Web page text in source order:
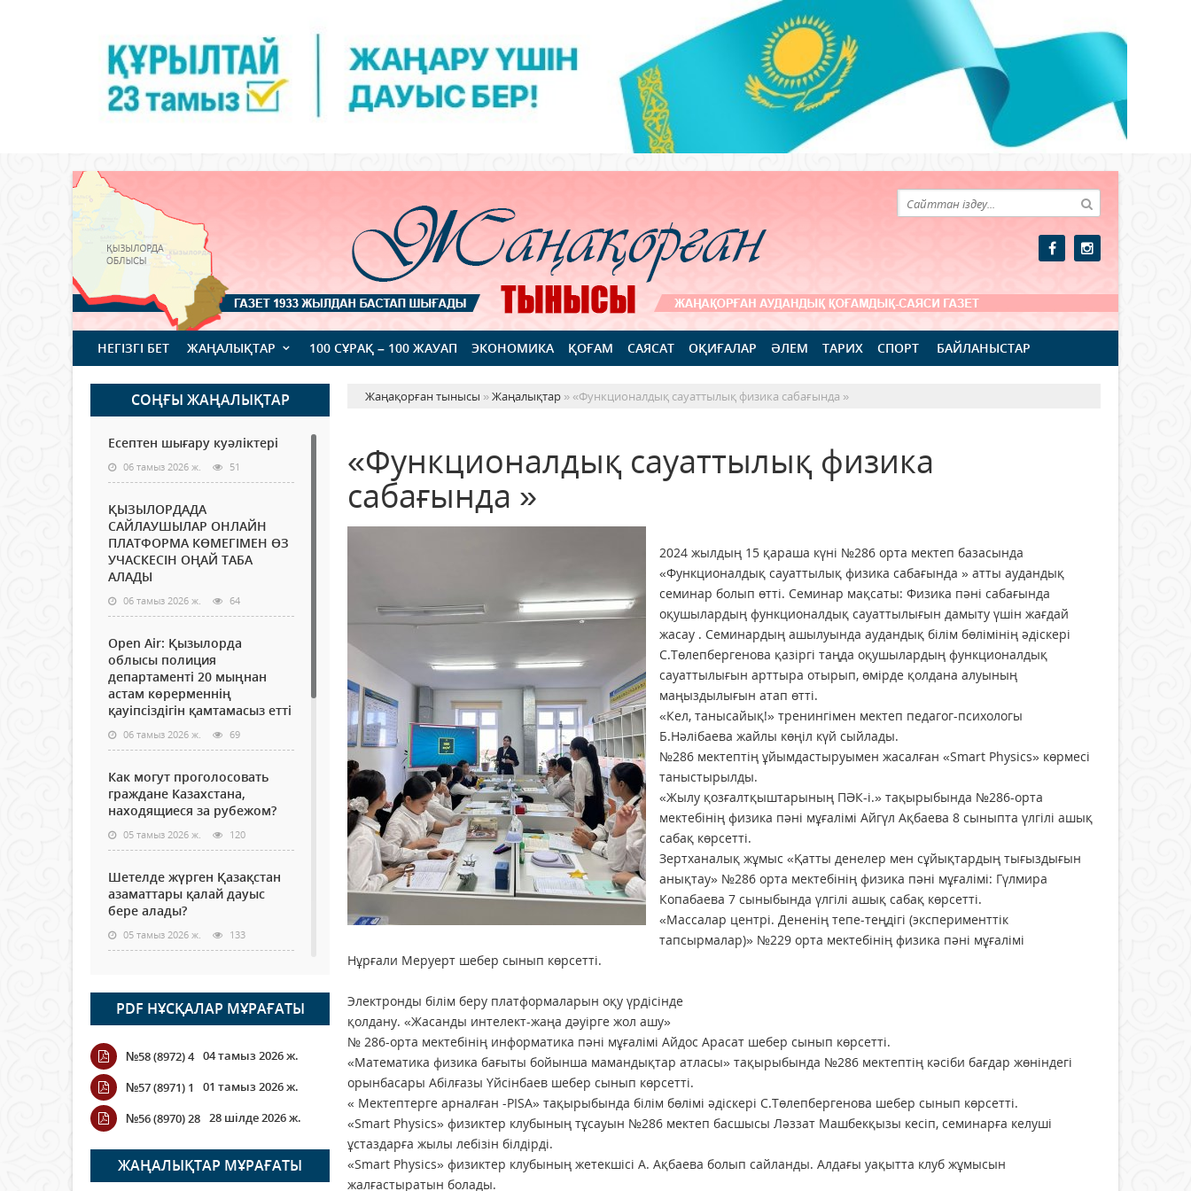
НЕГІЗГІ БЕТ ЖАҢАЛЫҚТАР 100 СҰРАҚ – 100 ЖАУАП ЭКОНОМИКА ҚОҒАМ САЯСАТ ОҚИҒАЛАР ӘЛЕМ ТАРИХ СПОРТ БАЙЛАНЫСТАР
СОҢҒЫ ЖАҢАЛЫҚТАР
Есептен шығару куәліктері
06 тамыз 2026 ж. 51
ҚЫЗЫЛОРДАДА
САЙЛАУШЫЛАР ОНЛАЙН
ПЛАТФОРМА КӨМЕГІМЕН ӨЗ
УЧАСКЕСІН ОҢАЙ ТАБА
АЛАДЫ
06 тамыз 2026 ж. 64
Open Air: Қызылорда
облысы полиция
департаменті 20 мыңнан
астам көрерменнің
қауіпсіздігін қамтамасыз етті
06 тамыз 2026 ж. 69
Как могут проголосовать
граждане Казахстана,
находящиеся за рубежом?
05 тамыз 2026 ж. 120
Шетелде жүрген Қазақстан
азаматтары қалай дауыс
бере алады?
05 тамыз 2026 ж. 133
баға әр түрлі болған
жағдайда
ҮКІМЕТТІК ЕМЕС ҰЙЫМДАРҒА
АРНАЛҒАН СЫЙЛЫҚАҚЫ
КОНКУРСЫНА ӨТІНІМ
ҚАБЫЛДАУ БАСТАЛДЫ
04 тамыз 2026 ж. 110
PDF НҰСҚАЛАР МҰРАҒАТЫ
№58 (8972) 4 04 тамыз 2026 ж.
№57 (8971) 1
01 тамыз 2026 ж.
№56 (8970) 28 28 шілде 2026 ж.
ЖАҢАЛЫҚТАР МҰРАҒАТЫ
Жаңақорған тынысы »Жаңалықтар » «Функционалдық сауаттылық физика сабағында »
«Функционалдық сауаттылық физика
сабағында »
2024 жылдың 15 қараша күні №286 орта мектеп базасында
«Функционалдық сауаттылық физика сабағында » атты аудандық
семинар болып өтті. Семинар мақсаты: Физика пәні сабағында
оқушылардың функционалдық сауаттылығын дамыту үшін жағдай
жасау . Семинардың ашылуында аудандық білім бөлімінің әдіскері
С.Төлепбергенова қазіргі таңда оқушылардың функционалдық
сауаттылығын арттыра отырып, өмірде қолдана алуының
маңыздылығын атап өтті.
«Кел, танысайық!» тренингімен мектеп педагог-психологы
Б.Нәлібаева жайлы көңіл күй сыйлады.
№286 мектептің ұйымдастыруымен жасалған «Smart Physics» көрмесі
таныстырылды.
«Жылу қозғалтқыштарының ПӘК-і.» тақырыбында №286-орта
мектебінің физика пәні мұғалімі Айгүл Ақбаева 8 сыныпта үлгілі ашық
сабақ көрсетті.
Зертханалық жұмыс «Қатты денелер мен сұйықтардың тығыздығын
анықтау» №286 орта мектебінің физика пәні мұғалімі: Гүлмира
Копабаева 7 сыныбында үлгілі ашық сабақ көрсетті.
«Массалар центрі. Дененің тепе-теңдігі (эксперименттік
тапсырмалар)» №229 орта мектебінің физика пәні мұғалімі
Нұрғали Меруерт шебер сынып көрсетті.
Электронды білім беру платформаларын оқу үрдісінде
қолдану. «Жасанды интелект-жаңа дәуірге жол ашу»
№ 286-орта мектебінің информатика пәні мұғалімі Айдос Арасат шебер сынып көрсетті.
«Математика физика бағыты бойынша мамандықтар атласы» тақырыбында №286 мектептің кәсіби бағдар жөніндегі
орынбасары Абілғазы Үйсінбаев шебер сынып көрсетті.
« Мектептерге арналған -PISA» тақырыбында білім бөлімі әдіскері С.Төлепбергенова шебер сынып көрсетті.
«Smart Physics» физиктер клубының тұсауын №286 мектеп басшысы Ләззат Машбекқызы кесіп, семинарға келуші
ұстаздарға жылы лебізін білдірді.
«Smart Physics» физиктер клубының жетекшісі А. Ақбаева болып сайланды. Алдағы уақытта клуб жұмысын
жалғастыратын болады.